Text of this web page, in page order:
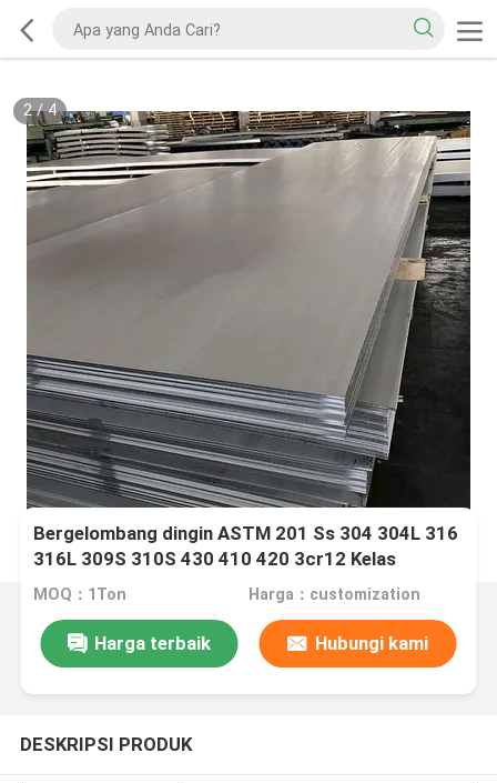
2/4
Bergelombang dingin ASTM 201 Ss 304 304L 316
316L 309S 310S 430 410 420 3cr12 Kelas
stainless steel
MOQ：1Ton Harga：customization
Harga terbaik Hubungi kami
DESKRIPSI PRODUK